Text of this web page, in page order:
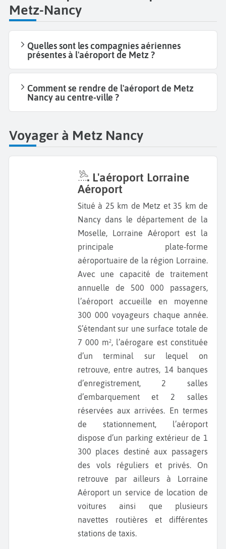
Metz-Nancy
Quelles sont les compagnies aériennes
présentes à l'aéroport de Metz ?
Comment se rendre de l'aéroport de Metz
Nancy au centre-ville ?
Voyager à Metz Nancy
L'aéroport Lorraine
Aéroport
Situé à 25 km de Metz et 35 km de
Nancy dans le département de la
Moselle, Lorraine Aéroport est la
principale plate-forme
aéroportuaire de la région Lorraine.
Avec une capacité de traitement
annuelle de 500 000 passagers,
l’aéroport accueille en moyenne
300 000 voyageurs chaque année.
S’étendant sur une surface totale de
7 000 m², l’aérogare est constituée
d’un terminal sur lequel on
retrouve, entre autres, 14 banques
d’enregistrement, 2 salles
d’embarquement et 2 salles
réservées aux arrivées. En termes
de stationnement, l’aéroport
dispose d’un parking extérieur de 1
300 places destiné aux passagers
des vols réguliers et privés. On
retrouve par ailleurs à Lorraine
Aéroport un service de location de
voitures ainsi que plusieurs
navettes routières et différentes
stations de taxis.